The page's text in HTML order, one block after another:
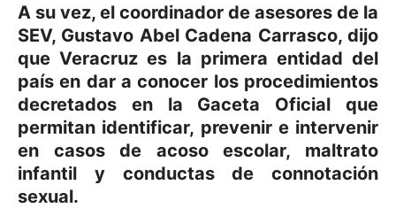
A su vez, el coordinador de asesores de la
SEV, Gustavo Abel Cadena Carrasco, dijo
que Veracruz es la primera entidad del
país en dar a conocer los procedimientos
decretados en la Gaceta Oficial que
permitan identificar, prevenir e intervenir
en casos de acoso escolar, maltrato
infantil y conductas de connotación
sexual.